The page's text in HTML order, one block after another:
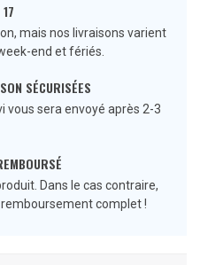
mais nos livraisons varient
end et fériés.
SÉCURISÉES
vous sera envoyé après 2-3
Dans le cas contraire,
complet !